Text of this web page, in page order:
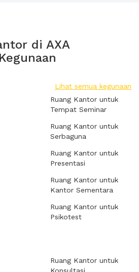
di AXA
Lihat semua kegunaan
Ruang Kantor untuk
Tempat Seminar
Ruang Kantor untuk
Serbaguna
Ruang Kantor untuk
Presentasi
Ruang Kantor untuk
Kantor Sementara
Ruang Kantor untuk
Psikotest
Ruang Kantor untuk